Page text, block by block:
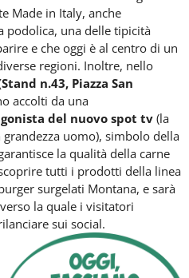
Made in Italy, anche
podolica, una delle tipicità
e che oggi è al centro di un
regioni. Inoltre, nello
n.43, Piazza San
accolti da una
del nuovo spot tv (la
uomo), simbolo della
la qualità della carne
tutti i prodotti della linea
surgelati Montana, e sarà
la quale i visitatori
sui social.